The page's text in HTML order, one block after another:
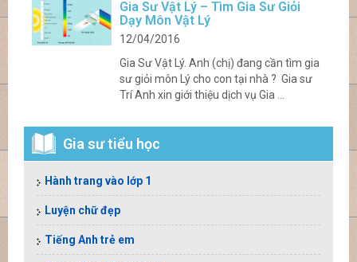
Gia Sư Vật Lý – Tìm Gia Sư Giỏi
Dạy Môn Vật Lý
12/04/2016
Gia Sư Vật Lý. Anh (chị) đang cần tìm gia
sư giỏi môn Lý cho con tại nhà ? Gia sư
Trí Anh xin giới thiệu dịch vụ Gia ...
Gia sư tiểu học
Hành trang vào lớp 1
Luyện chữ đẹp
Tiếng Anh trẻ em